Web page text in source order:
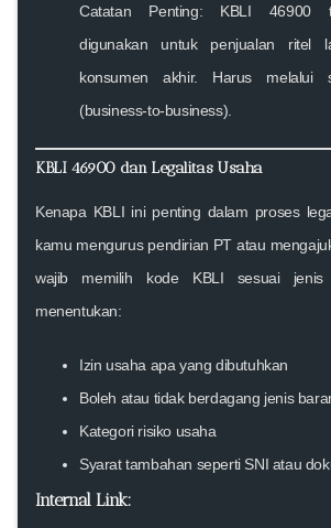
Catatan Penting: KBLI 46900
digunakan untuk penjualan ritel
konsumen akhir. Harus melalui
(business-to-business).
KBLI 46900 dan Legalitas Usaha
Kenapa KBLI ini penting dalam proses
kamu mengurus pendirian PT atau
wajib memilih kode KBLI sesuai
menentukan:
Izin usaha apa yang dibutuhkan
Boleh atau tidak berdagang jenis
Kategori risiko usaha
Syarat tambahan seperti SNI atau
Internal Link: